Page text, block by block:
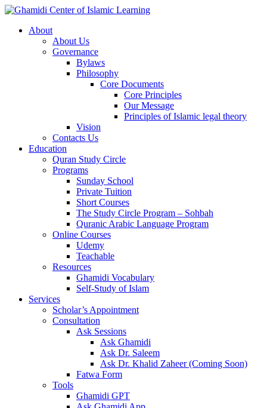
About
About Us
Governance
Bylaws
Philosophy
Core Documents
Core Principles
Our Message
Principles of Islamic legal theory
Vision
Contacts Us
Education
Quran Study Circle
Programs
Sunday School
Private Tuition
Short Courses
The Study Circle Program – Sohbah
Quranic Arabic Language Program
Online Courses
Udemy
Teachable
Resources
Ghamidi Vocabulary
Self-Study of Islam
Services
Scholar’s Appointment
Consultation
Ask Sessions
Ask Ghamidi
Ask Dr. Saleem
Ask Dr. Khalid Zaheer (Coming Soon)
Fatwa Form
Tools
Ghamidi GPT